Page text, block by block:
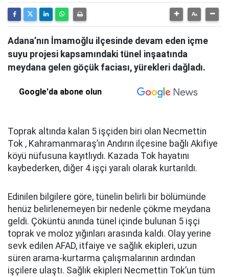
Adana’nın İmamoğlu ilçesinde devam eden içme
suyu projesi kapsamındaki tünel inşaatında
meydana gelen göçük faciası, yürekleri dağladı.
Google'da abone olun
Toprak altında kalan 5 işçiden biri olan Necmettin
Tok , Kahramanmaraş’ın Andırın ilçesine bağlı Akifiye
köyü nüfusuna kayıtlıydı. Kazada Tok hayatını
kaybederken, diğer 4 işçi yaralı olarak kurtarıldı.
Edinilen bilgilere göre, tünelin belirli bir bölümünde
henüz belirlenemeyen bir nedenle çökme meydana
geldi. Çöküntü anında tünel içinde bulunan 5 işçi
toprak ve moloz yığınları arasında kaldı. Olay yerine
sevk edilen AFAD, itfaiye ve sağlık ekipleri, uzun
süren arama-kurtarma çalışmalarının ardından
işçilere ulaştı. Sağlık ekipleri Necmettin Tok’un tüm